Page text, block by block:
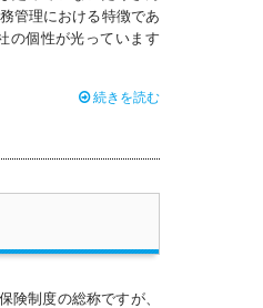
管理における特徴であ
の個性が光っています
続きを読む
険制度の総称ですが、